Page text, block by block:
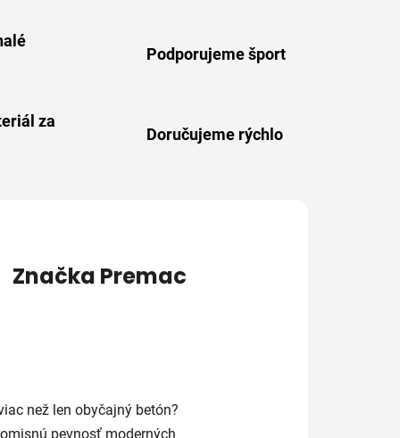
Podporujeme šport
za
Doručujeme rýchlo
Značka Premac
než len obyčajný betón?
pevnosť moderných